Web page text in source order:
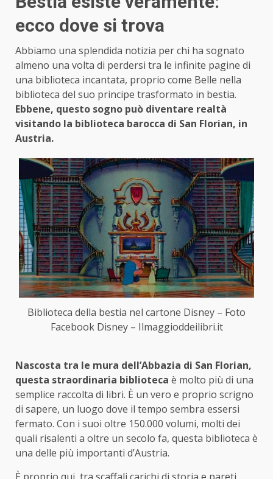
ecco dove si trova
Abbiamo una splendida notizia per chi ha sognato
almeno una volta di perdersi tra le infinite pagine di
una biblioteca incantata, proprio come Belle nella
biblioteca del suo principe trasformato in bestia.
Ebbene, questo sogno può diventare realtà
visitando la biblioteca barocca di San Florian, in
Austria.
Biblioteca della bestia nel cartone Disney – Foto
Facebook Disney – Ilmaggioddeilibri.it
Nascosta tra le mura dell’Abbazia di San Florian,
questa straordinaria biblioteca è molto più di una
semplice raccolta di libri. È un vero e proprio scrigno
di sapere, un luogo dove il tempo sembra essersi
fermato. Con i suoi oltre 150.000 volumi, molti dei
quali risalenti a oltre un secolo fa, questa biblioteca è
una delle più importanti d’Austria.